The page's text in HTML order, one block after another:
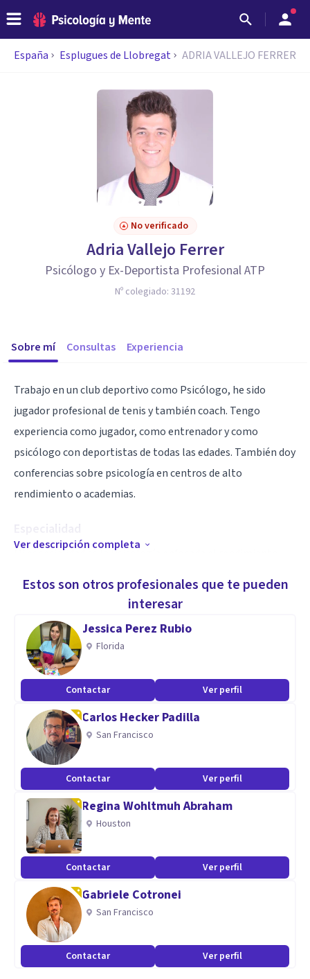
España Esplugues de Llobregat ADRIA VALLEJO FERRER
No verificado
Adria Vallejo Ferrer
Psicólogo y Ex-Deportista Profesional ATP
Nº colegiado: 31192
Sobre mí Consultas Experiencia
Trabajo en un club deportivo como Psicólogo, he sido
jugador profesional de tenis y también coach. Tengo
experiencia como jugador, como entrenador y como
psicólogo con deportistas de todas las edades. También doy
conferencias sobre psicología en centros de alto
rendimiento o academias.
Especialidad
Mi especialidad es la Psicología enfocada el rendimiento,
para jóvenes deportistas y futuras promesas.
Aptitudes
Mis mejores aptitudes son mi compromiso, el amor por mi
trabajo y las ganas de ver mejorar a mis pacientes.
Ver descripción completa
Estos son otros profesionales que te pueden
interesar
Jessica Perez Rubio
Florida
Contactar Ver perfil
Carlos Hecker Padilla
San Francisco
Contactar Ver perfil
Regina Wohltmuh Abraham
Houston
Contactar Ver perfil
Gabriele Cotronei
San Francisco
Contactar Ver perfil